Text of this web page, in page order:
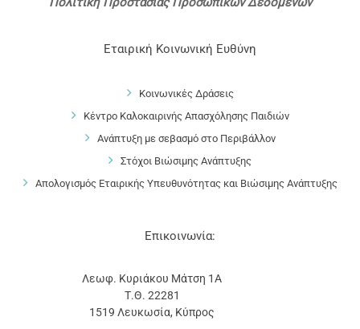
Εταιρική Κοινωνική Ευθύνη
Κοινωνικές Δράσεις
Κέντρο Καλοκαιρινής Απασχόλησης Παιδιών
Ανάπτυξη με σεβασμό στο Περιβάλλον
Στόχοι Βιώσιμης Ανάπτυξης
Απολογισμός Εταιρικής Υπευθυνότητας και Βιώσιμης Ανάπτυξης
Επικοινωνία:
Λεωφ. Κυριάκου Μάτση 1Α
Τ.Θ. 22281
1519 Λευκωσία, Κύπρος